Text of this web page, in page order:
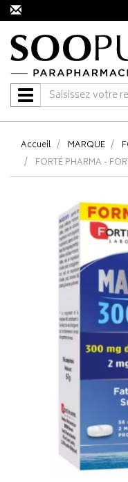
Navigation
Accueil MARQUE
FORTÉ PHARMA -